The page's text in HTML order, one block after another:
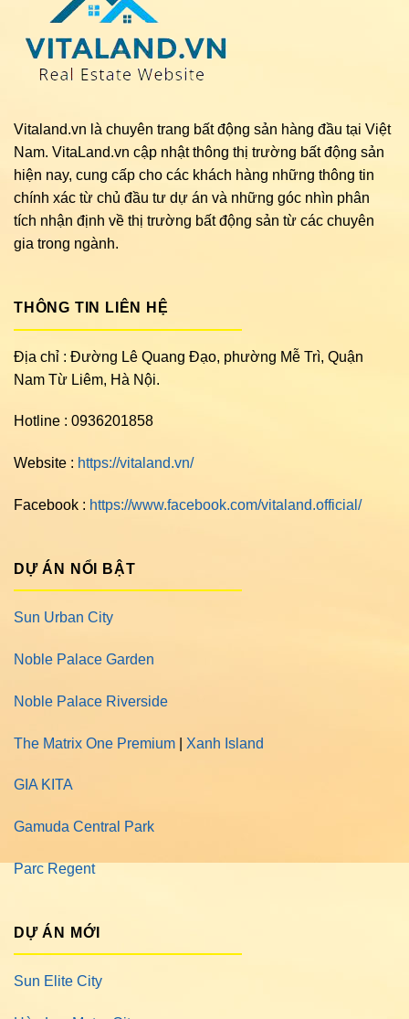
Vitaland.vn là chuyên trang bất động sản hàng đầu tại Việt
Nam. VitaLand.vn cập nhật thông thị trường bất động sản
hiện nay, cung cấp cho các khách hàng những thông tin
chính xác từ chủ đầu tư dự án và những góc nhìn phân
tích nhận định về thị trường bất động sản từ các chuyên
gia trong ngành.
THÔNG TIN LIÊN HỆ
Địa chỉ : Đường Lê Quang Đạo, phường Mễ Trì, Quận
Nam Từ Liêm, Hà Nội.
Hotline : 0936201858
Website : https://vitaland.vn/
Facebook : https://www.facebook.com/vitaland.official/
DỰ ÁN NỔI BẬT
Sun Urban City
Noble Palace Garden
Noble Palace Riverside
The Matrix One Premium Xanh Island
GIA KITA
Gamuda Central Park
Parc Regent
DỰ ÁN MỚI
Sun Elite City